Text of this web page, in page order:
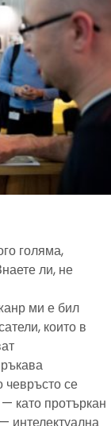
голяма,
ли, не
ми е бил
които в
чевръсто се
като протъркан